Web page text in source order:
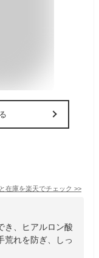
在庫を楽天でチェック >>
き、ヒアルロン酸
荒れを防ぎ、しっ